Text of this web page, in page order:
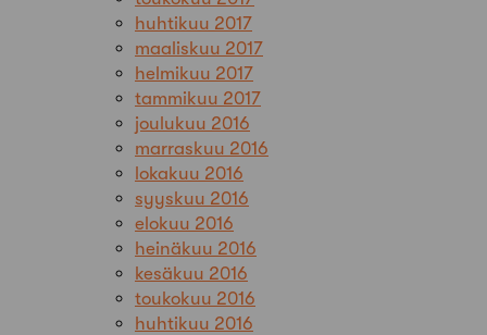
huhtikuu 2017
maaliskuu 2017
helmikuu 2017
tammikuu 2017
joulukuu 2016
marraskuu 2016
lokakuu 2016
syyskuu 2016
elokuu 2016
heinäkuu 2016
kesäkuu 2016
toukokuu 2016
huhtikuu 2016